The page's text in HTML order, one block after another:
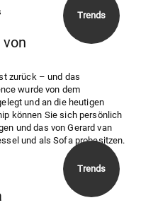
zurück – und das
wurde von dem
und an die heutigen
können Sie sich persönlich
und das von Gerard van
und als Sofa probesitzen.